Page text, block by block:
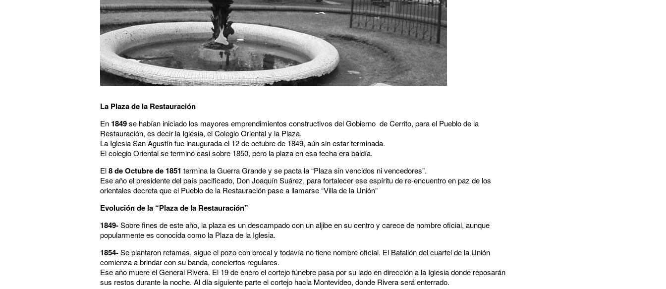
La Plaza de la Restauración
En 1849se habían iniciado los mayores emprendimientos constructivos del Gobierno de Cerrito, para el Pueblo de la
Restauración, es decir la Iglesia, el Colegio Oriental y la Plaza.
La Iglesia San Agustín fue inaugurada el 12 de octubre de 1849, aún sin estar terminada.
El colegio Oriental se terminó casi sobre 1850, pero la plaza en esa fecha era baldía.
El8 de Octubre de 1851 termina la Guerra Grande y se pacta la “Plaza sin vencidos ni vencedores”.
Ese año el presidente del país pacificado, Don Joaquín Suárez, para fortalecer ese espíritu de re-encuentro en paz de los
orientales decreta que el Pueblo de la Restauración pase a llamarse “Villa de la Unión”
Evolución de la “Plaza de la Restauración”
1849-Sobre fines de este año, la plaza es un descampado con un aljibe en su centro y carece de nombre oficial, aunque
popularmente es conocida como la Plaza de la Iglesia.
1854-Se plantaron retamas, sigue el pozo con brocal y todavía no tiene nombre oficial. El Batallón del cuartel de la Unión
comienza a brindar con su banda, conciertos regulares.
Ese año muere el General Rivera. El 19 de enero el cortejo fúnebre pasa por su lado en dirección a la Iglesia donde reposarán
sus restos durante la noche. Al día siguiente parte el cortejo hacia Montevideo, donde Rivera será enterrado.